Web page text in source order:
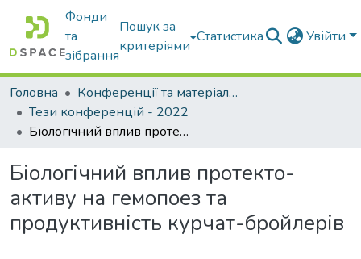
Фонди
та
зібрання
Пошук за
критеріями
Статистика Увійти
Головна
Конференції та матеріали конференцій
Тези конференцій - 2022
Біологічний вплив протекто-активу на гемопоез та продуктивність курчат-бройлерів
Біологічний вплив протекто-
активу на гемопоез та
продуктивність курчат-бройлерів